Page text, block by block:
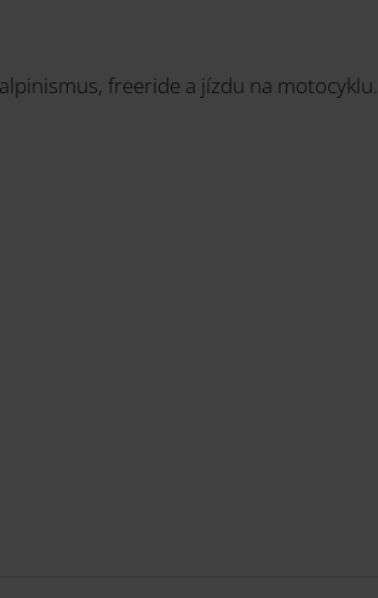
freeride a jízdu na motocyklu.